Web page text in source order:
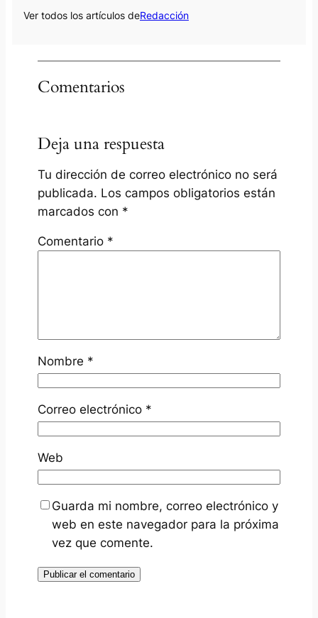
Ver todos los artículos deRedacción
Comentarios
Deja una respuesta
Tu dirección de correo electrónico no será
publicada. Los campos obligatorios están
marcados con *
Comentario *
Nombre *
Correo electrónico *
Web
Guarda mi nombre, correo electrónico y
web en este navegador para la próxima
vez que comente.